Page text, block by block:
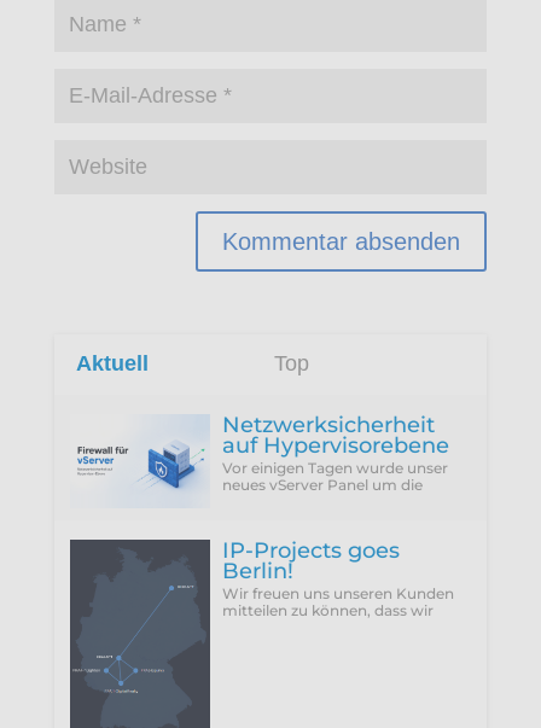
Aktuell Top
Netzwerksicherheit
auf Hypervisorebene
Vor einigen Tagen wurde unser
neues vServer Panel um die
IP-Projects goes
Berlin!
Wir freuen uns unseren Kunden
mitteilen zu können, dass wir